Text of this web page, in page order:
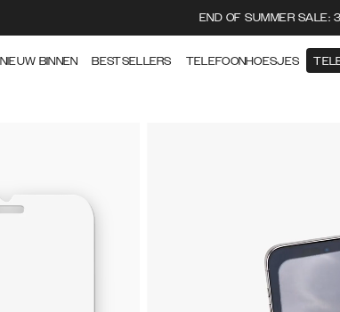
END OF SUMMER SALE:
NIEUW BINNEN BESTSELLERS TELEFOONHOESJES